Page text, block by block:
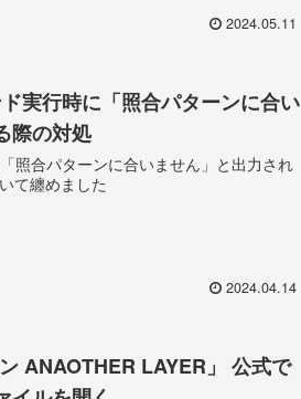
2024.05.11
実行時に「照合パターンに合い
際の対処
照合パターンに合いません」と出力され
て纏めました
2024.04.14
ANAOTHER LAYER」 公式で